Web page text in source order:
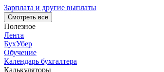
Зарплата и другие выплаты
Смотреть все
Полезное
Лента
БухУбер
Обучение
Календарь бухгалтера
Калькуляторы